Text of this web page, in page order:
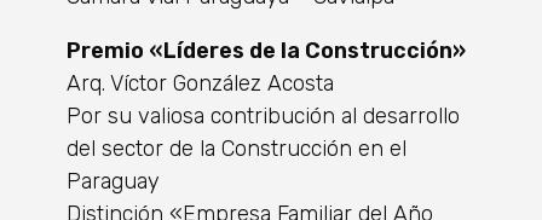
Premio «Líderes de la Construcción»
Arq. Víctor González Acosta
Por su valiosa contribución al desarrollo
del sector de la Construcción en el
Paraguay
Distinción «Empresa Familiar del Año